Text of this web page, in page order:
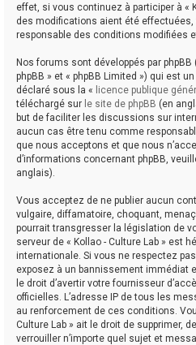
effet, si vous continuez à participer à «
des modifications aient été effectuées,
responsable des conditions modifiées
Nos forums sont développés par
phpBB » et « phpBB Limited ») qui est
déclaré sous la « licence publique
téléchargé sur le site de phpBB (en
but de faciliter les discussions sur
aucun cas être tenu comme
que nous acceptons et que nous
d’informations concernant phpBB,
anglais).
Vous acceptez de ne publier aucun
vulgaire, diffamatoire, choquant,
pourrait transgresser la législation de
serveur de « Kollao - Culture Lab » est
internationale. Si vous ne respectez
exposez à un bannissement immédiat
le droit d’avertir votre fournisseur
officielles. L’adresse IP de tous les
au renforcement de ces conditions.
Culture Lab » ait le droit de supprimer,
verrouiller n’importe quel sujet et